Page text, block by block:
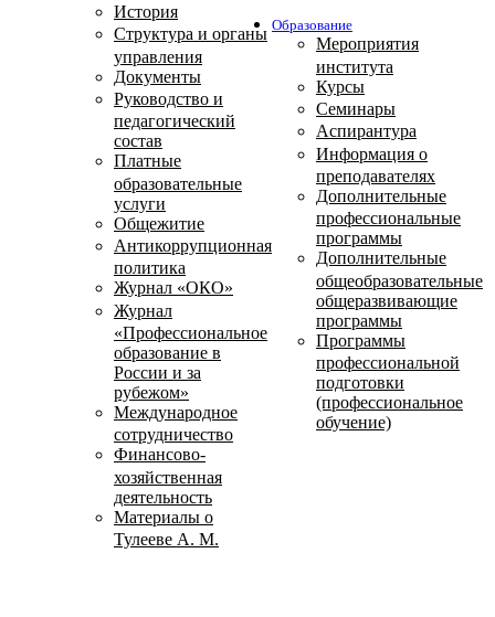
История
Структура и органы
управления
Документы
Руководство и
педагогический
состав
Платные
образовательные
услуги
Общежитие
Антикоррупционная
политика
Журнал «ОКО»
Журнал
«Профессиональное
образование в
России и за
рубежом»
Международное
сотрудничество
Финансово-
хозяйственная
деятельность
Материалы о
Тулееве А. М.
Образование
Мероприятия
института
Курсы
Семинары
Аспирантура
Информация о
преподавателях
Дополнительные
профессиональные
программы
Дополнительные
общеобразовательные
общеразвивающие
программы
Программы
профессиональной
подготовки
(профессиональное
обучение)